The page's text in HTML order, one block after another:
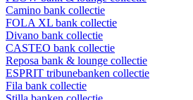
Camino bank collectie
FOLA XL bank collectie
Divano bank collectie
CASTEO bank collectie
Reposa bank & lounge collectie
ESPRIT tribunebanken collectie
Fila bank collectie